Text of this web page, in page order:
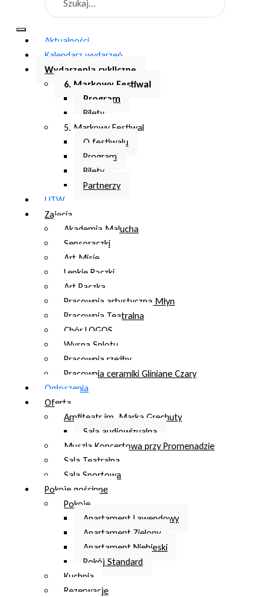
Aktualności
Kalendarz wydarzeń
Wydarzenia cykliczne
6. Markowy Festiwal
Program
Bilety
5. Markowy Festiwal
O festiwalu
Program
Bilety
Partnerzy
UTW
Zajęcia
Akademia Malucha
Sensoraczki
Art Misie
Lepkie Rączki
Art Paczka
Pracownia artystyczna Młyn
Pracownia Teatralna
Chór LOGOS
Wyspa Splotu
Pracownia rzeźby
Pracownia ceramiki Gliniane Czary
Ogłoszenia
Oferta
Amfiteatr im. Marka Grechuty
Sala audiowizualna
Muszla Koncertowa przy Promenadzie
Sala Teatralna
Sala Sportowa
Pokoje gościnne
Pokoje
Apartament Lawendowy
Apartament Zielony
Apartament Niebieski
Pokój Standard
Kuchnia
Rezerwacje